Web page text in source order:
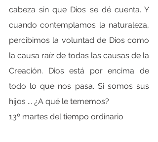
cabeza sin que Dios se dé cuenta. Y
cuando contemplamos la naturaleza,
percibimos la voluntad de Dios como
la causa raíz de todas las causas de la
Creación. Dios está por encima de
todo lo que nos pasa. Si somos sus
hijos ... ¿A qué le tememos?
13º martes del tiempo ordinario